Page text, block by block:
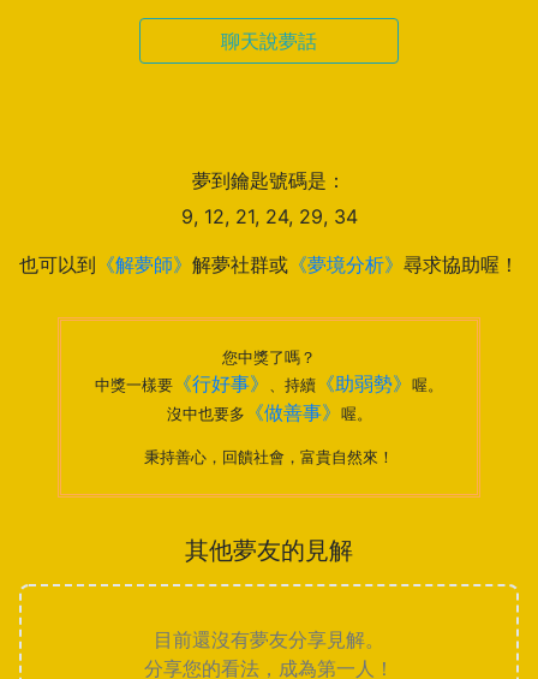
聊天說夢話
夢到鑰匙號碼是：
9, 12, 21, 24, 29, 34
也可以到 《解夢師》 解夢社群或 《夢境分析》 尋求協助喔！
您中獎了嗎？
中獎一樣要 《行好事》 、持續 《助弱勢》 喔。
沒中也要多
《做善事》 喔。
秉持善心，回饋社會，富貴自然來！
其他夢友的見解
目前還沒有夢友分享見解。
分享您的看法，成為第一人！